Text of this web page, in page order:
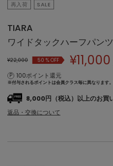
再入荷 SALE
TIARA
ワイドタックハーフパン
¥22,000 50% OFF ¥11,000
100ポイント還元
※付与されるポイントは会員クラス毎に異なります。
8,000円（税込）以上のお買
返品・交換について